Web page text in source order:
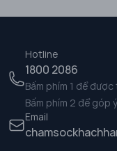
Hotline
1800 2086
Bấm phím 1 để
Bấm phím 2 để góp
Email